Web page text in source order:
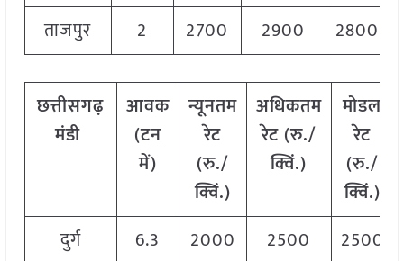
ताजपुर
2 2700 2900 2800
छत्तीसगढ़
मंडी
आवक
(टन
में)
न्यूनतम
रेट
(रु./
क्विं.)
अधिकतम
रेट (रु./
क्विं.)
मोडल
रेट
(रु./
क्विं.)
दुर्ग
6.3 2000 2500
2500